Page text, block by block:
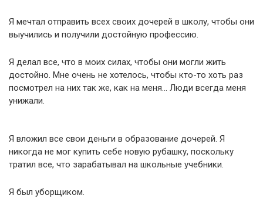
Я мечтал отправить всех своих дочерей в школу, чтобы они
выучились и получили достойную профессию.
Я делал все, что в моих силах, чтобы они могли жить
достойно. Мне очень не хотелось, чтобы кто-то хоть раз
посмотрел на них так же, как на меня… Люди всегда меня
унижали.
Я вложил все свои деньги в образование дочерей. Я
никогда не мог купить себе новую рубашку, поскольку
тратил все, что зарабатывал на школьные учебники.
Я был уборщиком.